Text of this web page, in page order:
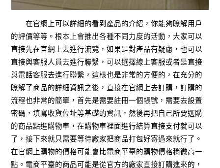
在官網上可以詳細的看到產品的介紹，你能夠瞭解用戶
的評價等等。根本上會推出各種不同力度的活動，大家可以
直接先在官網上去進行流覽，如果是對產品有疑慮，也可以
直接與客服人員去進行聯繫，可以選擇線上客服或者是直接
與電話客服去進行聯繫，這樣也是非常的方便的，在充分的
瞭解了商品的詳細資訊之後，直接在官網上去訂購，訂購的
流程也非常的簡單，首先是需要註冊一個帳號，需要去設置
密碼，填寫收貨位址等基礎的資訊，然後再把自己所要選購
的商品點進購物車，在購物車裡面進行結算直接支付就可以
了，接下來就只需要等待廠家把商品打包好寄過來就行了。
在官網上購物的價格可能會比電商平臺的購物價格稍微高一
點。電商平臺的商品可能是從官方的廠家直接訂購進來的，